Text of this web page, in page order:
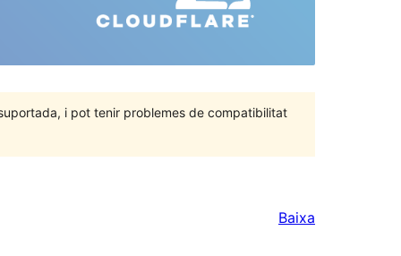
i pot tenir problemes de compatibilitat
Baixa